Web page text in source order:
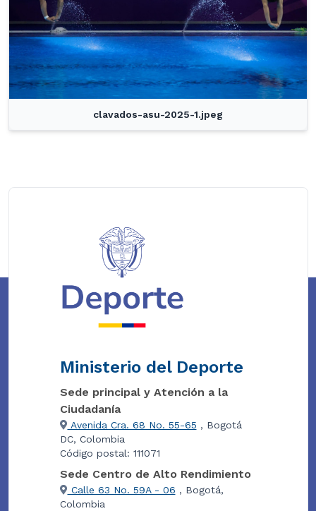
clavados-asu-2025-1.jpeg
Ministerio del Deporte
Sede principal y Atención a la
Ciudadanía
Avenida Cra. 68 No. 55-65 , Bogotá
DC, Colombia
Código postal: 111071
Sede Centro de Alto Rendimiento
Calle 63 No. 59A - 06 , Bogotá,
Colombia